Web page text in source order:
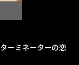
ーミネーターの恋